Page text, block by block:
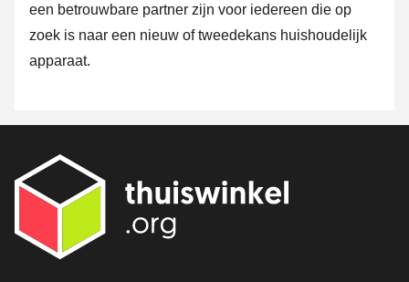
een betrouwbare partner zijn voor iedereen die op
zoek is naar een nieuw of tweedekans huishoudelijk
apparaat.